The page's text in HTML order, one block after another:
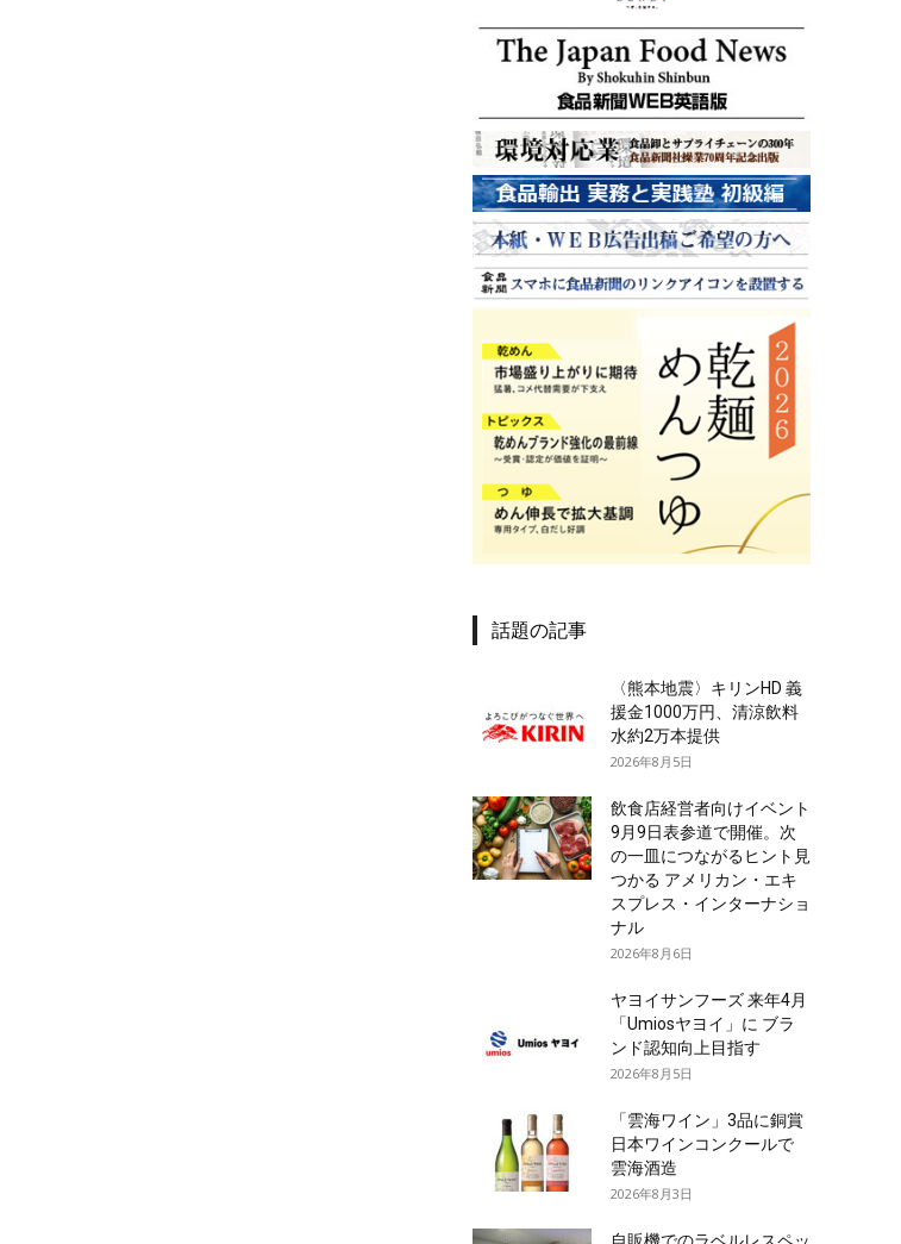
話題の記事
〈熊本地震〉キリンHD 義
援金1000万円、清涼飲料
水約2万本提供
2026年8月5日
飲食店経営者向けイベント
9月9日表参道で開催。次
の一皿につながるヒント見
つかる アメリカン・エキ
スプレス・インターナショ
ナル
2026年8月6日
ヤヨイサンフーズ 来年4月
「Umiosヤヨイ」に ブラ
ンド認知向上目指す
2026年8月5日
「雲海ワイン」3品に銅賞
日本ワインコンクールで
雲海酒造
2026年8月3日